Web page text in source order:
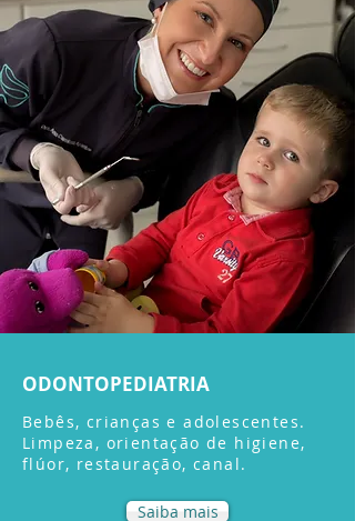
ODONTOPEDIATRIA
Bebês, crianças e adolescentes.
Limpeza, orientação de higiene,
flúor, restauração, canal.
Saiba mais